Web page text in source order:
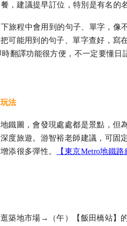
，建議提早訂位，特別是有名的名
旅程中會用到的句子、單字，像
可能用到的句子、單字查好，寫
翻譯功能很方便，不一定要懂日
法
鐵圖，會發現處處都是景點，但
度旅遊。游智裕老師建議，可固
添很多彈性。
【東京Metro地鐵路
逛築地市場→（午）【飯田橋站】